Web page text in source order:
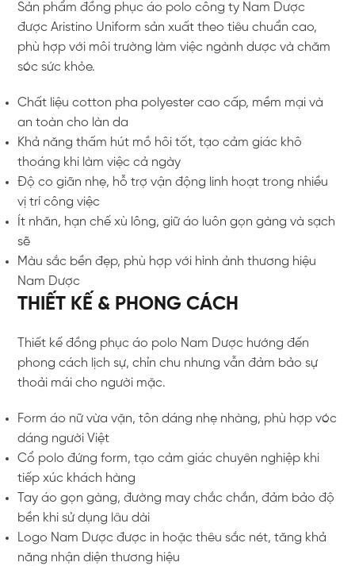
Sản phẩm đồng phục áo polo công ty Nam Dược
được Aristino Uniform sản xuất theo tiêu chuẩn cao,
phù hợp với môi trường làm việc ngành dược và chăm
sóc sức khỏe.
Chất liệu cotton pha polyester cao cấp, mềm mại và
an toàn cho làn da
Khả năng thấm hút mồ hôi tốt, tạo cảm giác khô
thoáng khi làm việc cả ngày
Độ co giãn nhẹ, hỗ trợ vận động linh hoạt trong nhiều
vị trí công việc
Ít nhăn, hạn chế xù lông, giữ áo luôn gọn gàng và sạch
sẽ
Màu sắc bền đẹp, phù hợp với hình ảnh thương hiệu
Nam Dược
THIẾT KẾ & PHONG CÁCH
Thiết kế đồng phục áo polo Nam Dược hướng đến
phong cách lịch sự, chỉn chu nhưng vẫn đảm bảo sự
thoải mái cho người mặc.
Form áo nữ vừa vặn, tôn dáng nhẹ nhàng, phù hợp vóc
dáng người Việt
Cổ polo đứng form, tạo cảm giác chuyên nghiệp khi
tiếp xúc khách hàng
Tay áo gọn gàng, đường may chắc chắn, đảm bảo độ
bền khi sử dụng lâu dài
Logo Nam Dược được in hoặc thêu sắc nét, tăng khả
năng nhận diện thương hiệu